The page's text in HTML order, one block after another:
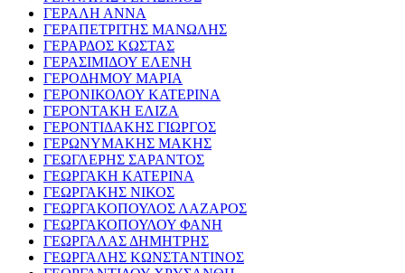
ΓΕΡΑΛΗ ΑΝΝΑ
ΓΕΡΑΠΕΤΡΙΤΗΣ ΜΑΝΩΛΗΣ
ΓΕΡΑΡΔΟΣ ΚΩΣΤΑΣ
ΓΕΡΑΣΙΜΙΔΟΥ ΕΛΕΝΗ
ΓΕΡΟΔΗΜΟΥ ΜΑΡΙΑ
ΓΕΡΟΝΙΚΟΛΟΥ ΚΑΤΕΡΙΝΑ
ΓΕΡΟΝΤΑΚΗ ΕΛΙΖΑ
ΓΕΡΟΝΤΙΔΑΚΗΣ ΓΙΩΡΓΟΣ
ΓΕΡΩΝΥΜΑΚΗΣ ΜΑΚΗΣ
ΓΕΩΓΛΕΡΗΣ ΣΑΡΑΝΤΟΣ
ΓΕΩΡΓΑΚΗ ΚΑΤΕΡΙΝΑ
ΓΕΩΡΓΑΚΗΣ ΝΙΚΟΣ
ΓΕΩΡΓΑΚΟΠΟΥΛΟΣ ΛΑΖΑΡΟΣ
ΓΕΩΡΓΑΚΟΠΟΥΛΟΥ ΦΑΝΗ
ΓΕΩΡΓΑΛΑΣ ΔΗΜΗΤΡΗΣ
ΓΕΩΡΓΑΛΗΣ ΚΩΝΣΤΑΝΤΙΝΟΣ